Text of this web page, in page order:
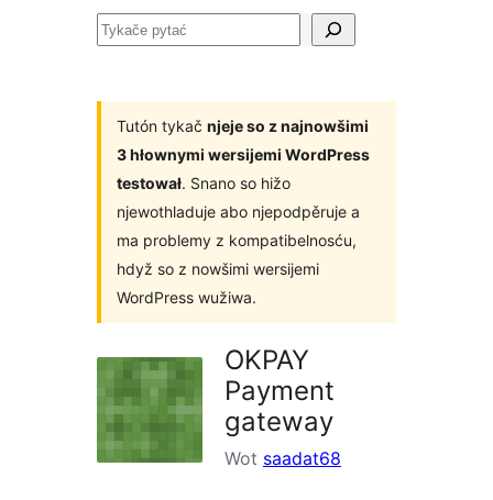
Tykače
Tutón tykač njeje so z najnowšimi
3 hłownymi wersijemi WordPress
testował. Snano so hižo
njewothladuje abo njepodpěruje a
ma problemy z kompatibelnosću,
hdyž so z nowšimi wersijemi
WordPress wužiwa.
OKPAY
Payment
gateway
Wot saadat68